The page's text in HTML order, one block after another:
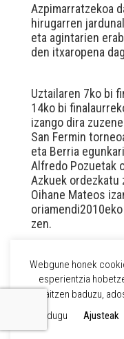
Azpimarratzekoa
hirugarren
eta agintarien
den itxaropena
Uztailaren 7ko bi
14ko bi
izango dira
San Fermin
eta Berria
Alfredo Pozuetak
Azkuek ordezkatu
Oihane Mateos
zen.
WPML
EUS
Webgune honek
esperientzia
jarraitzen baduzu,
dugu
Ajusteak